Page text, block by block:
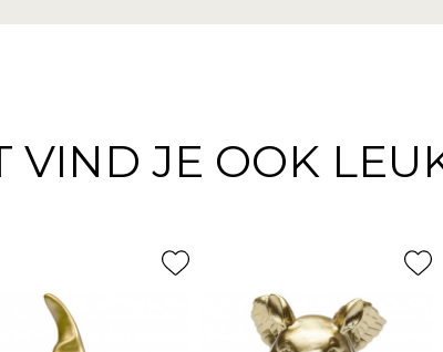
VIND JE OOK